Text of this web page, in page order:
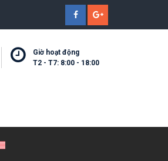
Giờ hoạt động
T2 - T7: 8:00 - 18:00